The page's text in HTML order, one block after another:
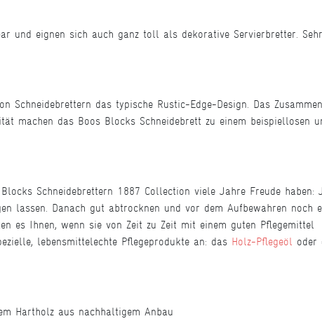
und eignen sich auch ganz toll als dekorative Servierbretter.
das typische Rustic-Edge-Design. Das
machen das Boos Blocks Schneidebrett zu einem beispiellosen
Schneidebrettern 1887 Collection viele Jahre Freude haben:
lassen. Danach gut abtrocknen und vor dem Aufbewahren noch
es Ihnen, wenn sie von Zeit zu Zeit mit einem guten Pflegemittel
lebensmittelechte Pflegeprodukte an: das Holz-Pflegeöl oder
Hartholz aus nachhaltigem Anbau